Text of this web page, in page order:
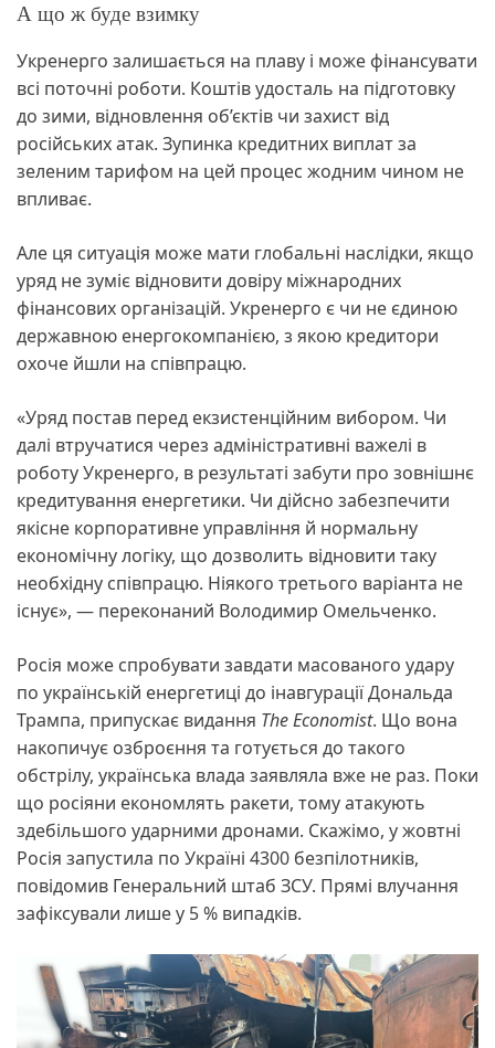
А що ж буде взимку
Укренерго залишається на плаву і може фінансувати
всі поточні роботи. Коштів удосталь на підготовку
до зими, відновлення об’єктів чи захист від
російських атак. Зупинка кредитних виплат за
зеленим тарифом на цей процес жодним чином не
впливає.
Але ця ситуація може мати глобальні наслідки, якщо
уряд не зуміє відновити довіру міжнародних
фінансових організацій. Укренерго є чи не єдиною
державною енергокомпанією, з якою кредитори
охоче йшли на співпрацю.
«Уряд постав перед екзистенційним вибором. Чи
далі втручатися через адміністративні важелі в
роботу Укренерго, в результаті забути про зовнішнє
кредитування енергетики. Чи дійсно забезпечити
якісне корпоративне управління й нормальну
економічну логіку, що дозволить відновити таку
необхідну співпрацю. Ніякого третього варіанта не
існує», — переконаний Володимир Омельченко.
Росія може спробувати завдати масованого удару
по українській енергетиці до інавгурації Дональда
Трампа, припускає видання The Economist. Що вона
накопичує озброєння та готується до такого
обстрілу, українська влада заявляла вже не раз. Поки
що росіяни економлять ракети, тому атакують
здебільшого ударними дронами. Скажімо, у жовтні
Росія запустила по Україні 4300 безпілотників,
повідомив Генеральний штаб ЗСУ. Прямі влучання
зафіксували лише у 5 % випадків.